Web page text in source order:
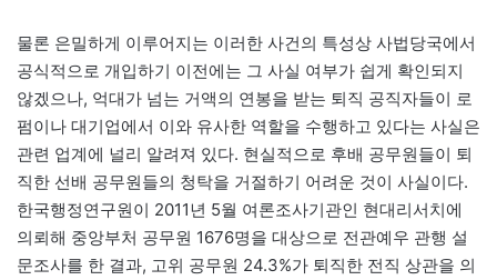
물론 은밀하게 이루어지는 이러한 사건의 특성상 사법당국에서
공식적으로 개입하기 이전에는 그 사실 여부가 쉽게 확인되지
않겠으나, 억대가 넘는 거액의 연봉을 받는 퇴직 공직자들이 로
펌이나 대기업에서 이와 유사한 역할을 수행하고 있다는 사실은
관련 업계에 널리 알려져 있다. 현실적으로 후배 공무원들이 퇴
직한 선배 공무원들의 청탁을 거절하기 어려운 것이 사실이다.
한국행정연구원이 2011년 5월 여론조사기관인 현대리서치에
의뢰해 중앙부처 공무원 1676명을 대상으로 전관예우 관행 설
문조사를 한 결과, 고위 공무원 24.3%가 퇴직한 전직 상관을 의